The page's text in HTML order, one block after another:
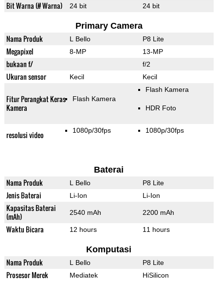
Bit Warna (# Warna) 24 bit 24 bit
Primary Camera
Nama Produk L Bello P8 Lite
Megapixel 8-MP 13-MP
bukaan f/ f/2
Ukuran sensor Kecil Kecil
Fitur Perangkat Keras
Kamera
Flash Kamera
Flash Kamera
HDR Foto
resolusi video 1080p/30fps 1080p/30fps
Baterai
Nama Produk L Bello P8 Lite
Jenis Baterai Li-Ion Li-Ion
Kapasitas Baterai
(mAh)
2540 mAh 2200 mAh
Waktu Bicara 12 hours 11 hours
Komputasi
Nama Produk L Bello P8 Lite
Prosesor Merek Mediatek HiSilicon